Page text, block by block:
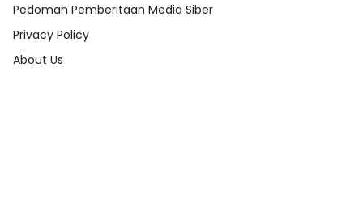
Pedoman Pemberitaan Media Siber
Privacy Policy
About Us